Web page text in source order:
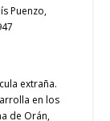
Puenzo,
extraña.
en los
de Orán,